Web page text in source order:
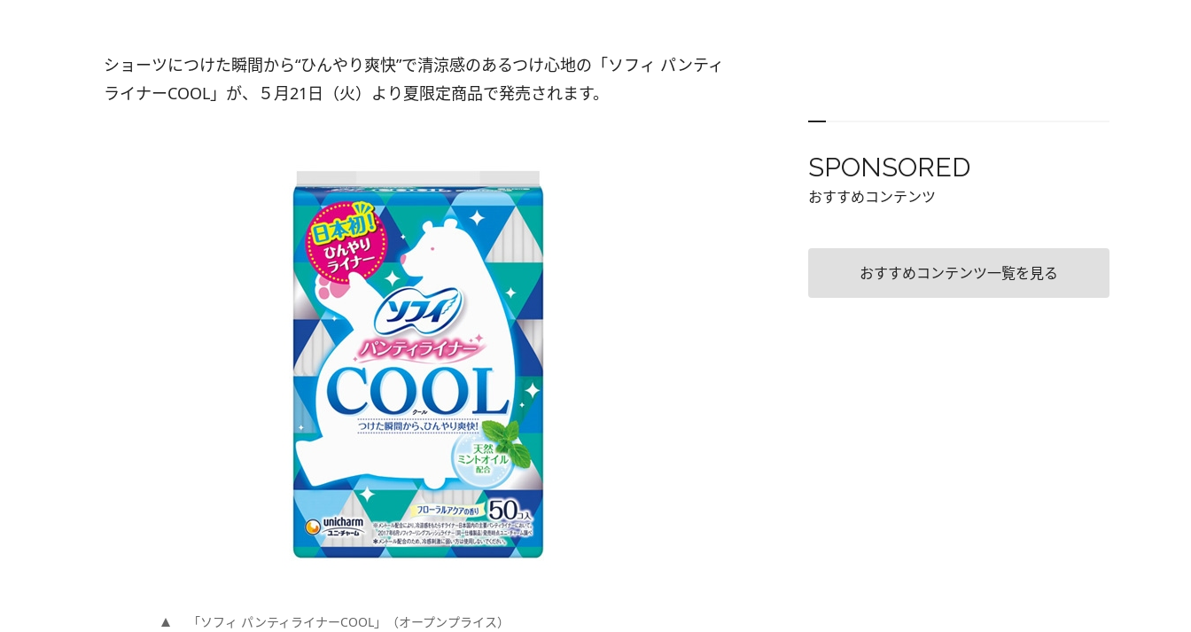
ショーツにつけた瞬間から“ひんやり爽快”で清涼感のあるつけ心地の「ソフィ パンティ
ライナーCOOL」が、５月21日（火）より夏限定商品で発売されます。
「ソフィ パンティライナーCOOL」（オープンプライス）
SPONSORED
おすすめコンテンツ
おすすめコンテンツ一覧を見る